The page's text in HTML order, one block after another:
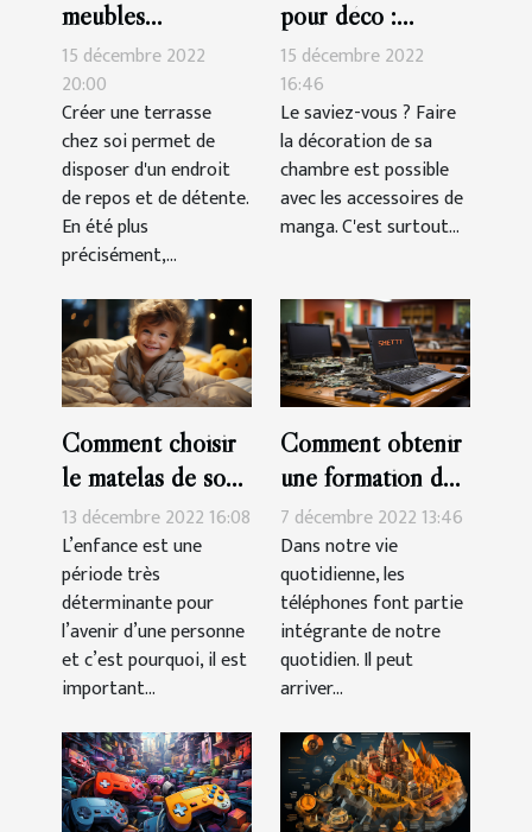
meubles
indispensables
pour une terrasse?
15 décembre 2022
20:00
Créer une terrasse
chez soi permet de
disposer d'un endroit
de repos et de détente.
En été plus
précisément,...
pour déco :
parlons-en !
15 décembre 2022
16:46
Le saviez-vous ? Faire
la décoration de sa
chambre est possible
avec les accessoires de
manga. C'est surtout...
Comment choisir
le matelas de son
enfant?
13 décembre 2022 16:08
L’enfance est une
période très
déterminante pour
l’avenir d’une personne
et c’est pourquoi, il est
important...
Comment obtenir
une formation de
réparation de
smartphone à
Montpelier ?
7 décembre 2022 13:46
Dans notre vie
quotidienne, les
téléphones font partie
intégrante de notre
quotidien. Il peut
arriver...